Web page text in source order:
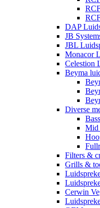
DAP
JB
JBL
Monacor
Celestion
Beyma
Diverse
Mid
Filters &
Grills &
Cerwin